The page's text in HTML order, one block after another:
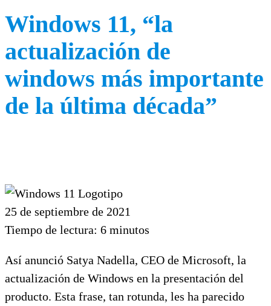
Windows 11, “la
actualización de
windows más importante
de la última década”
25 de septiembre de 2021
Tiempo de lectura: 6 minutos
Así anunció Satya Nadella, CEO de Microsoft, la
actualización de Windows en la presentación del
producto. Esta frase, tan rotunda, les ha parecido